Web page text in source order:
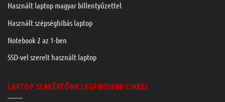
Használt laptop magyar billentyűzettel
Használt szépséghibás laptop
Notebook 2 az 1-ben
SSD-vel szerelt használt laptop
LAPTOP SZAKÉRTŐNK LEGFRISSEBB CIKKEI